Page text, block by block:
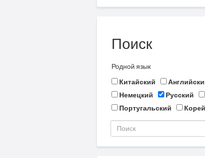
Поиск
Родной язык
Китайский
Немецкий
Русский
Португальский